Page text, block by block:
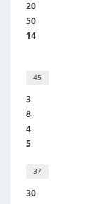
20
50
14
45
3
8
4
5
37
30